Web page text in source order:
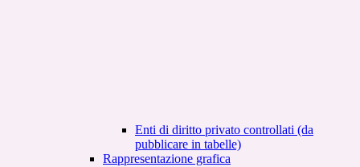
Enti di diritto privato controllati (da
pubblicare in tabelle)
Rappresentazione grafica